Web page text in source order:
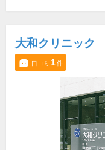
大和クリニック
口コミ 1件